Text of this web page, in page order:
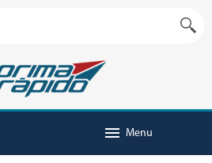
menu Menu